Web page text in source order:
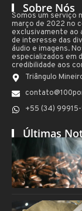
Sobre Nós
Somos um serviço
março de 2022 no
exclusivamente ao
de interesse das
áudio e imagens.
especializados em
credibilidade aos
Triângulo
+55 (34)
Últimas